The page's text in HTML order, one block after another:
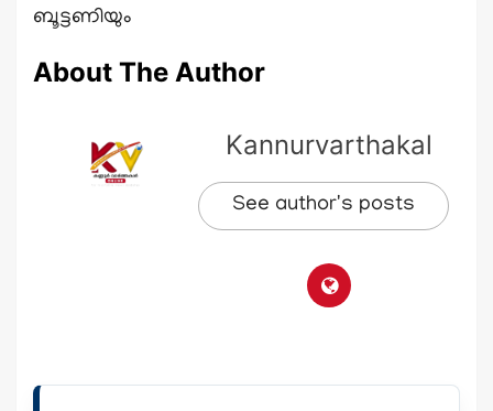
ബൂട്ടണിയും
About The Author
Kannurvarthakal
See author's posts